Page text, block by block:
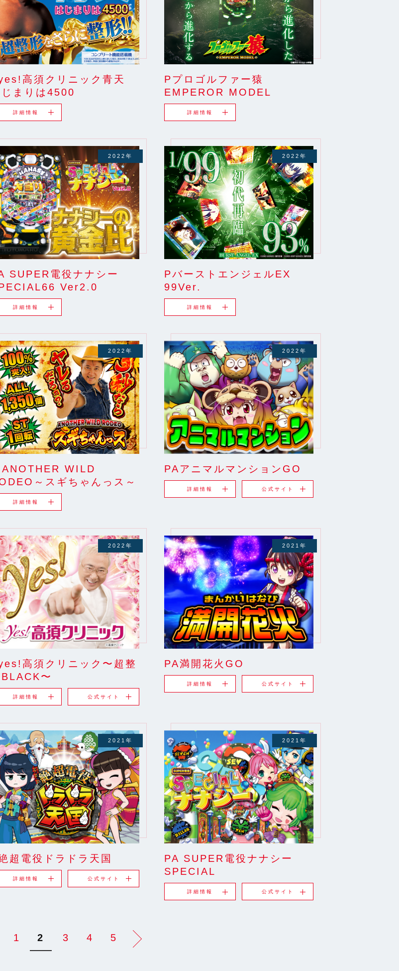
高須クリニック青天
じまりは4500
詳細情報
Pプロゴルファー猿
EMPEROR MODEL
詳細情報
SUPER電役ナナシー
Ver2.0
2022年
詳細情報
PバーストエンジェルEX
99Ver.
2022年
詳細情報
WILD
～スギちゃんっス～
2022年
詳細情報
PAアニマルマンションGO
2022年
詳細情報 公式サイト
高須クリニック〜超整
〜
2022年
詳細情報 公式サイト
PA満開花火GO
2021年
詳細情報 公式サイト
超電役ドラドラ天国
2021年
詳細情報 公式サイト
PA SUPER電役ナナシー
SPECIAL
2021年
詳細情報 公式サイト
1 2 3 4 5